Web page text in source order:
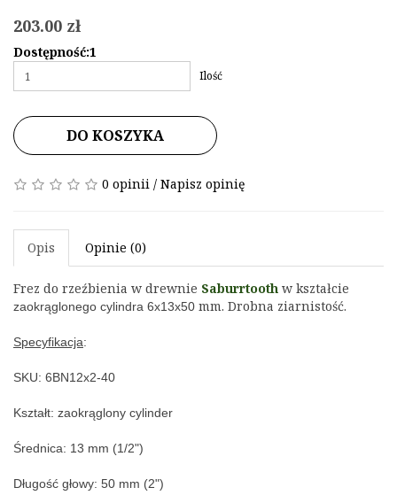
203.00 zł
Dostępność:1
Ilość
DO KOSZYKA
0 opinii / Napisz opinię
Opis Opinie (0)
Frez do rzeźbienia w drewnie Saburrtooth
zaokrąglonego cylindra 6x13x50 mm. Drobna ziarnistość.
Specyfikacja:
SKU: 6BN12x2-40
Kształt: zaokrąglony cylinder
Średnica: 13 mm (1/2")
Długość głowy: 50 mm (2")